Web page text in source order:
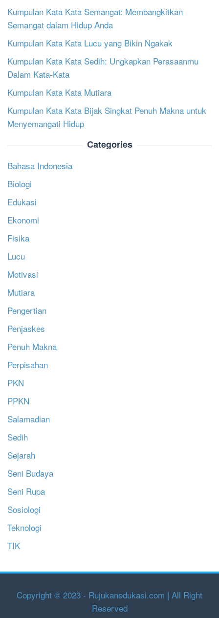
Kumpulan Kata Kata Semangat: Membangkitkan
Semangat dalam Hidup Anda
Kumpulan Kata Kata Lucu yang Bikin Ngakak
Kumpulan Kata Kata Sedih: Ungkapkan Perasaanmu
Dalam Kata-Kata
Kumpulan Kata Kata Mutiara
Kumpulan Kata Kata Bijak Singkat Penuh Makna untuk
Menyemangati Hidup
Categories
Bahasa Indonesia
Biologi
Edukasi
Ekonomi
Fisika
Lucu
Motivasi
Mutiara
Pengertian
Penjaskes
Penuh Makna
Perpisahan
PKN
PPKN
Salamadian
Sedih
Sejarah
Seni Budaya
Seni Rupa
Sosiologi
Teknologi
TIK
Copyright © 2023 - Rujukanedukasi.com | All Right
Reserved